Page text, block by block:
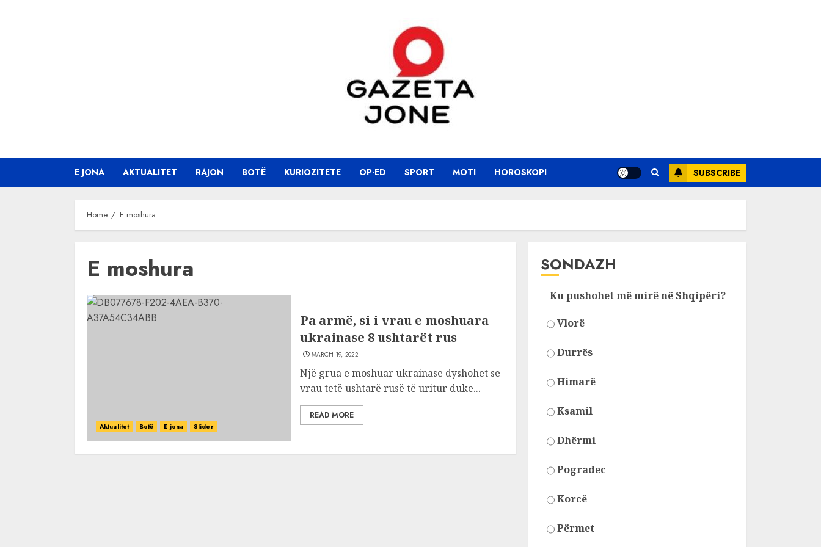
E JONA AKTUALITET RAJON BOTË KURIOZITETE OP-ED SPORT MOTI HOROSKOPI SUBSCRIBE
Home E moshura
E moshura
Aktualitet Botë E jona Slider
Pa armë, si i vrau e moshuara
ukrainase 8 ushtarët rus
MARCH 19, 2022
Një grua e moshuar ukrainase dyshohet se
vrau tetë ushtarë rusë të uritur duke...
READ MORE
SONDAZH
Ku pushohet më mirë në Shqipëri?
Vlorë
Durrës
Himarë
Ksamil
Dhërmi
Pogradec
Korcë
Përmet